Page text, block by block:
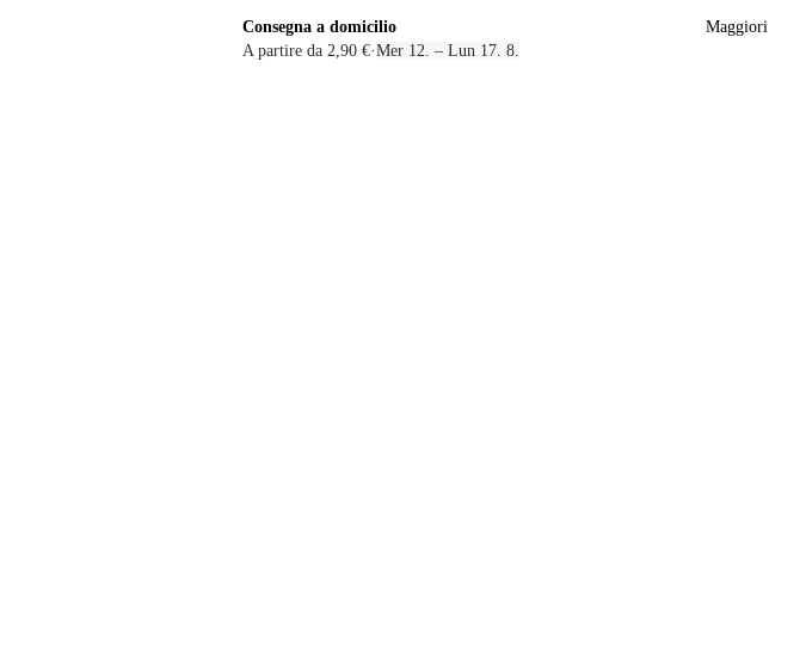
Consegna a domicilio
A partire da 2,90 €·Mer 12. – Lun 17. 8.
Maggiori